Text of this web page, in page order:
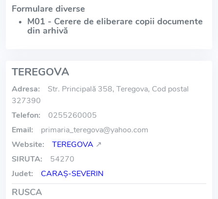
Formulare diverse
M01 - Cerere de eliberare copii documente
din arhivă
TEREGOVA
Adresa:
Str. Principală 358, Teregova, Cod postal
327390
Telefon:
0255260005
Email:
primaria_teregova@yahoo.com
Website:
TEREGOVA ↗
SIRUTA:
54270
Judet:
CARAŞ-SEVERIN
RUSCA